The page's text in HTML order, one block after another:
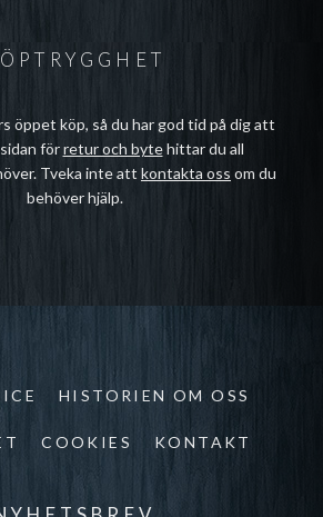
öppet köp, så du har god tid på dig att
förretur och bytehittar du all
Tveka inte att kontakta oss om du
behöver hjälp.
HISTORIEN OM OSS
COOKIES KONTAKT